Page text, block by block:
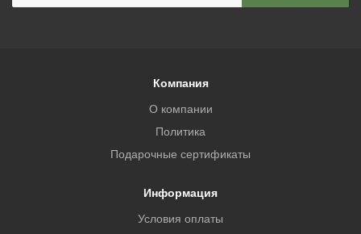
Компания
О компании
Политика
Подарочные сертификаты
Информация
Условия оплаты